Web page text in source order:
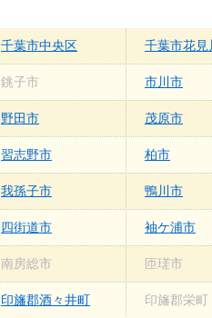
千葉市中央区 千葉市花見
銚子市 市川市
野田市 茂原市
習志野市 柏市
我孫子市 鴨川市
四街道市 袖ケ浦市
南房総市 匝瑳市
印旛郡酒々井町 印旛郡栄町